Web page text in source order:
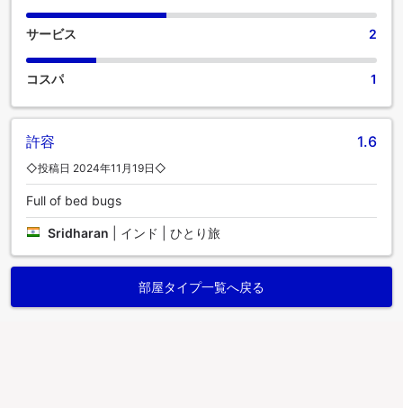
サービス 2
コスパ 1
許容 1.6
◇投稿日 2024年11月19日◇
Full of bed bugs
Sridharan インド | ひとり旅
部屋タイプ一覧へ戻る